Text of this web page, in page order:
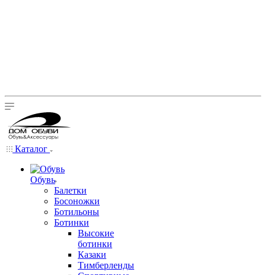
Каталог
Обувь
Балетки
Босоножки
Ботильоны
Ботинки
Высокие
ботинки
Казаки
Тимберленды